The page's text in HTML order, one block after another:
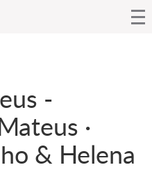
-
·
& Helena